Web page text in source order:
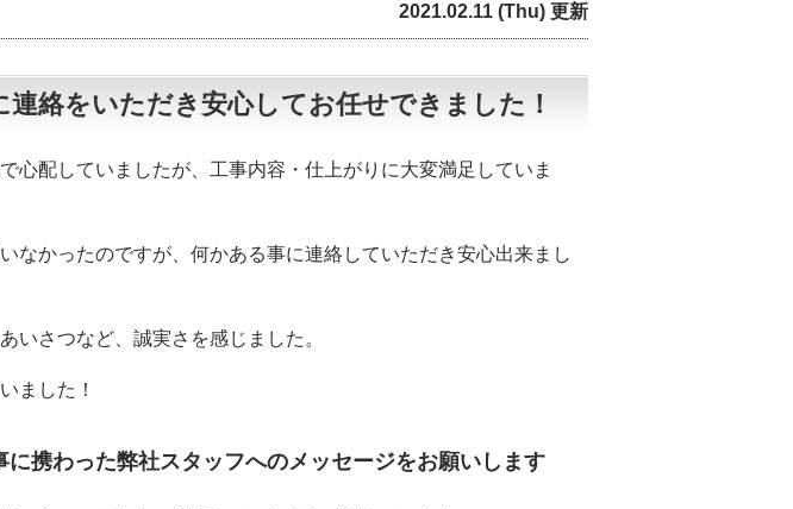
2021.02.11 (Thu) 更新
絡をいただき安心してお任せできました！
心配していましたが、工事内容・仕上がりに大変満足していま
なかったのですが、何かある事に連絡していただき安心出来まし
いさつなど、誠実さを感じました。
ました！
に携わった弊社スタッフへのメッセージをお願いします